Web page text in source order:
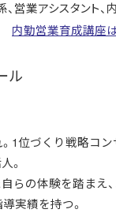
、営業アシスタント
内勤営業育成講座
ル
1位づくり戦略コン
。
らの体験を踏まえ
実績を持つ。